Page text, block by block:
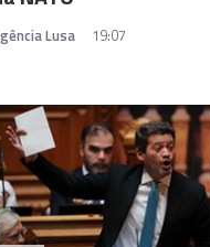
Lusa 19:07